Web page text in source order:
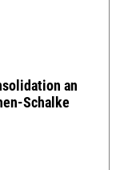
an
Schalke